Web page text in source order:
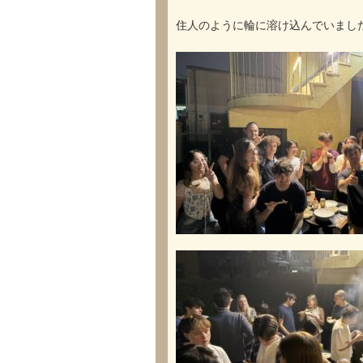
住人のように輪に溶け込んでいまし